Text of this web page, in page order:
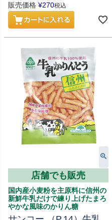
販売価格 ¥270税込
店舗でも販売
国内産小麦粉を主原料に信州の
新鮮牛乳だけで練り上げたまろ
やかな風味のかりん糖